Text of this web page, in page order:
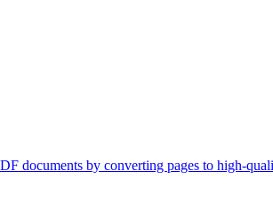
documents by converting pages to high-